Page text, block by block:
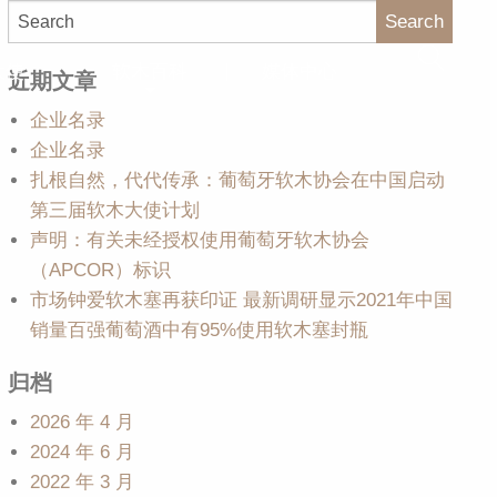
使
Search
近期文章
企业名录
企业名录
扎根自然，代代传承：葡萄牙软木协会在中国启动
第三届软木大使计划
声明：有关未经授权使用葡萄牙软木协会
（APCOR）标识
市场钟爱软木塞再获印证 最新调研显示2021年中国
销量百强葡萄酒中有95%使用软木塞封瓶
归档
2026 年 4 月
2024 年 6 月
2022 年 3 月